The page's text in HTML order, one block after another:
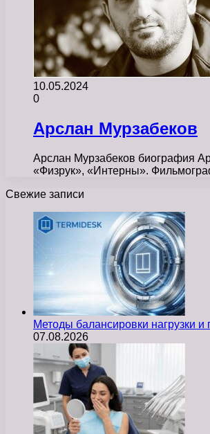
10.05.2024
0
Арслан Мурзабеков
Арслан Мурзабеков биография
«Физрук», «Интерны».
Свежие записи
Методы балансировки нагрузки
07.08.2026